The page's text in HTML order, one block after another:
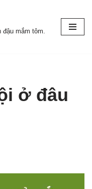
đậu mắm tôm.
ở đâu